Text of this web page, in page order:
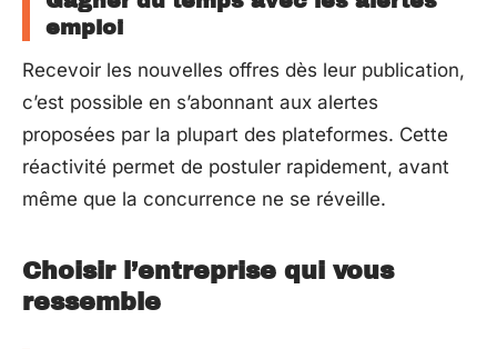
emploi
Recevoir les nouvelles offres dès leur publication,
c’est possible en s’abonnant aux alertes
proposées par la plupart des plateformes. Cette
réactivité permet de postuler rapidement, avant
même que la concurrence ne se réveille.
Choisir l’entreprise qui vous
ressemble